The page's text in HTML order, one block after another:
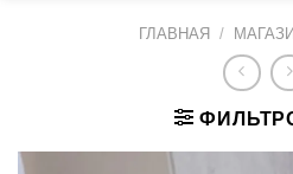
ГЛАВНАЯ /